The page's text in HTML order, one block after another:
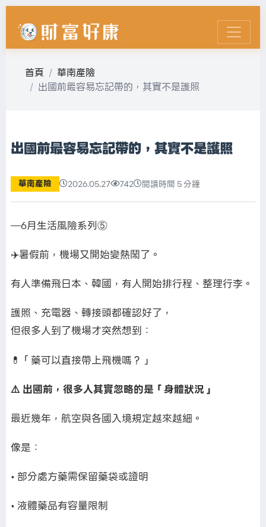
首頁
華南產險
出國前最容易忘記帶的，其實不是護照
出國前最容易忘記帶的，其實不是護照
華南產險 2026.05.27 742 閱讀時間 5 分鐘
—6月生活風險系列⑤
✈️暑假前，機場又開始變熱鬧了。
有人準備飛日本、韓國，有人開始排行程、整理行李。
護照、充電器、轉接頭都確認好了，
但很多人到了機場才突然想到：
💊「藥可以直接帶上飛機嗎？」
⚠️ 出國前，很多人其實忽略的是「身體狀況」
最近幾年，航空與各國入境規定越來越細。
像是：
• 部分處方藥需保留藥袋或證明
• 液體藥品有容量限制